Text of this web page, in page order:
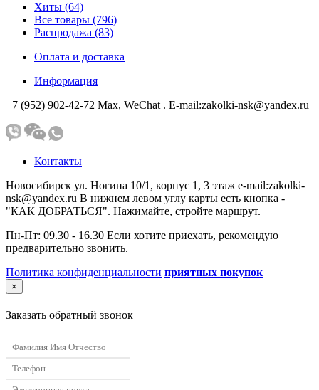
Хиты (64)
Все товары (796)
Распродажа (83)
Оплата и доставка
Информация
+7 (952) 902-42-72 Мах, WeChat . E-mail:zakolki-nsk@yandex.ru
Контакты
Новосибирск ул. Ногина 10/1, корпус 1, 3 этаж e-mail:zakolki-
nsk@yandex.ru В нижнем левом углу карты есть кнопка -
"КАК ДОБРАТЬСЯ". Нажимайте, стройте маршрут.
Пн-Пт: 09.30 - 16.30 Если хотите приехать, рекомендую
предварительно звонить.
Политика конфиденциальности приятных покупок
×
Заказать обратный звонок